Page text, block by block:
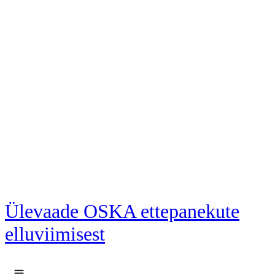
Ülevaade OSKA ettepanekute
elluviimisest